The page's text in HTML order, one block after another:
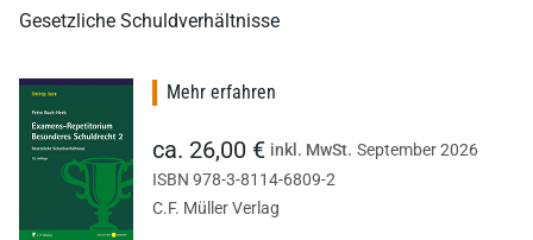
Gesetzliche Schuldverhältnisse
Mehr erfahren
ca. 26,00 € inkl. MwSt. September 2026
ISBN 978-3-8114-6809-2
C.F. Müller Verlag